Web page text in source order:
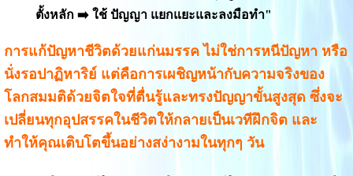
ตั้งหลัก ➡️ ใช้ ปัญญา แยกแยะและลงมือทำ"
การแก้ปัญหาชีวิตด้วยแก่นมรรค ไม่ใช่การหนีปัญหา หรือ
นั่งรอปาฏิหาริย์ แต่คือการเผชิญหน้ากับความจริงของ
โลกสมมติด้วยจิตใจที่ตื่นรู้และทรงปัญญาขั้นสูงสุด ซึ่งจะ
เปลี่ยนทุกอุปสรรคในชีวิตให้กลายเป็นเวทีฝึกจิต และ
ทำให้คุณเติบโตขึ้นอย่างสง่างามในทุกๆ วัน